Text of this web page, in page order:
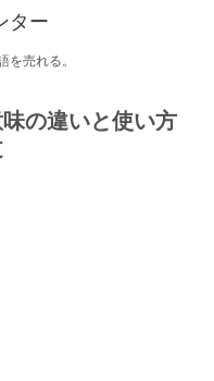
ター
を売れる。
味の違いと使い方